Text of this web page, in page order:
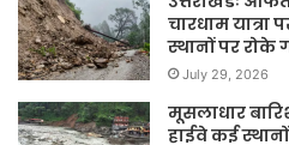
चारधाम यात्रा
स्थानों पर रोके
July 29, 2026
मूसलाधार
हाईवे कई